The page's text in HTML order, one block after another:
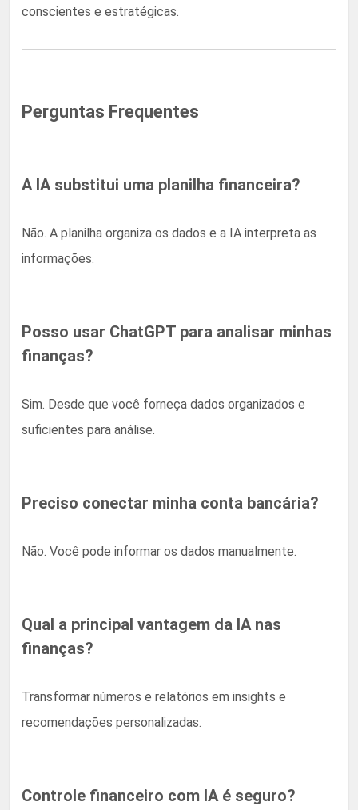
conscientes e estratégicas.
Perguntas Frequentes
A IA substitui uma planilha financeira?
Não. A planilha organiza os dados e a IA interpreta as
informações.
Posso usar ChatGPT para analisar minhas
finanças?
Sim. Desde que você forneça dados organizados e
suficientes para análise.
Preciso conectar minha conta bancária?
Não. Você pode informar os dados manualmente.
Qual a principal vantagem da IA nas
finanças?
Transformar números e relatórios em insights e
recomendações personalizadas.
Controle financeiro com IA é seguro?